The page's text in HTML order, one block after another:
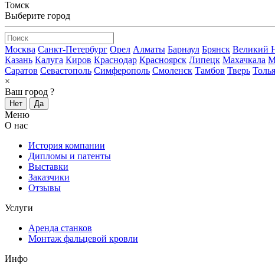
Томск
Выберите город
Москва Санкт-Петербург Орел Алматы Барнаул Брянск Великий
Казань Калуга Киров Краснодар Красноярск Липецк Махачкала
Саратов Севастополь Симферополь Смоленск Тамбов Тверь
×
Ваш город ?
Нет Да
Меню
О нас
История компании
Дипломы и патенты
Выставки
Заказчики
Отзывы
Услуги
Аренда станков
Монтаж фальцевой кровли
Инфо